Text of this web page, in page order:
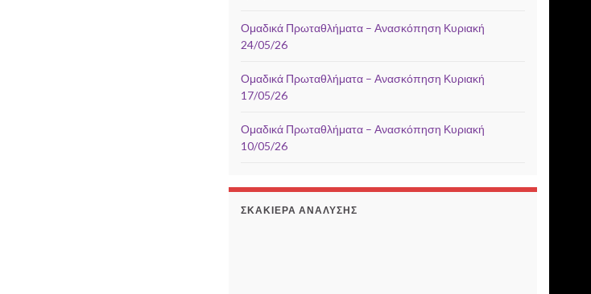
Ομαδικά Πρωταθλήματα – Ανασκόπηση Κυριακή
24/05/26
Ομαδικά Πρωταθλήματα – Ανασκόπηση Κυριακή
17/05/26
Ομαδικά Πρωταθλήματα – Ανασκόπηση Κυριακή
10/05/26
ΣΚΑΚΙΈΡΑ ΑΝΆΛΥΣΗΣ